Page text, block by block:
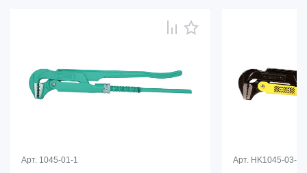
Арт. 1045-01-1 Арт. HK1045-03-P1